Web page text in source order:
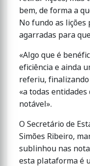
bem, de forma a
No fundo as lições
agarradas para
«Algo que é
eficiência e ainda
referiu, finalizando
«a todas
notável».
O Secretário de
Simões Ribeiro,
sublinhou nas
esta plataforma é